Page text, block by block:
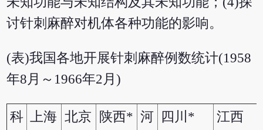
讨针刺麻醉对机体各种功能的影响。
(表)我国各地开展针刺麻醉例数统计(1958
年8月～1966年2月)
科 上海 北京 陕西* 河
四川* 江西